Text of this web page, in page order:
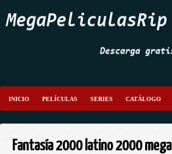
INICIO PELÍCULAS SERIES CATÁLOGO
Fantasía 2000 latino 2000 mega